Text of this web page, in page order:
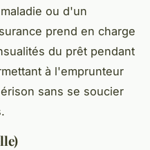
ou d'un
prend en charge
du prêt pendant
à l'emprunteur
sans se soucier